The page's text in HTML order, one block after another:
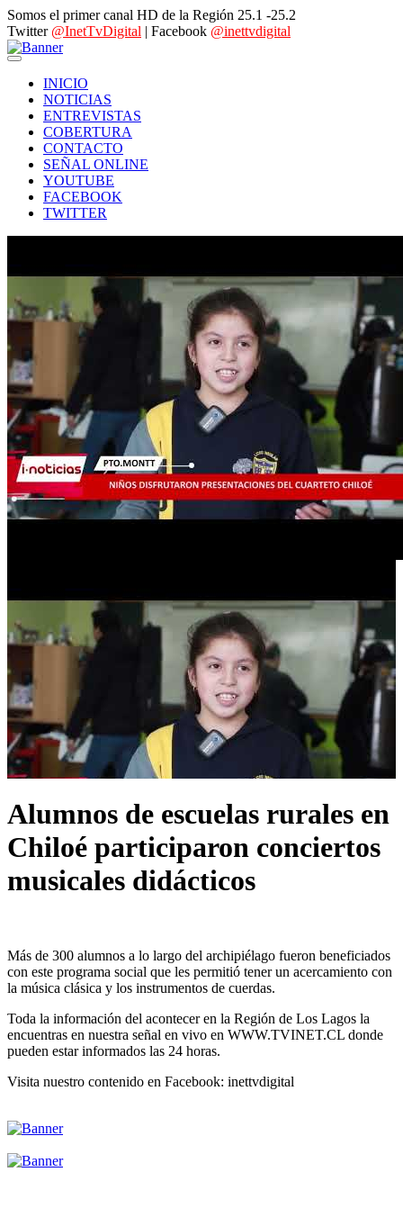
Somos el primer canal HD de la Región 25.1 -25.2
Twitter @InetTvDigital | Facebook @inettvdigital
INICIO
NOTICIAS
ENTREVISTAS
COBERTURA
CONTACTO
SEÑAL ONLINE
YOUTUBE
FACEBOOK
TWITTER
Alumnos de escuelas rurales en
Chiloé participaron conciertos
musicales didácticos
Más de 300 alumnos a lo largo del archipiélago fueron beneficiados
con este programa social que les permitió tener un acercamiento con
la música clásica y los instrumentos de cuerdas.
Toda la información del acontecer en la Región de Los Lagos la
encuentras en nuestra señal en vivo en WWW.TVINET.CL donde
pueden estar informados las 24 horas.
Visita nuestro contenido en Facebook: inettvdigital